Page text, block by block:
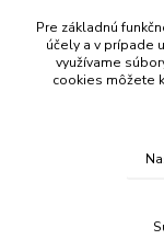
Ako si vybrať správny
Bezolovnatý krištáľ
Pre základnú
účely a v prípade
využívame
cookies môžete